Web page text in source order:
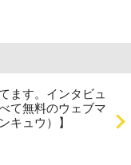
ます。インタビュ
て無料のウェブマ
キュウ）】